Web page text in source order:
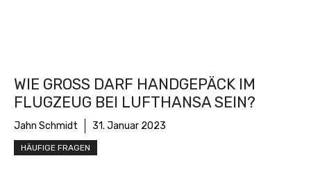
WIE GROSS DARF HANDGEPÄCK IM F
LUGZEUG BEI LUFTHANSA SEIN?
Jahn Schmidt 31. Januar 2023
HÄUFIGE FRAGEN